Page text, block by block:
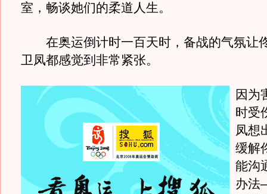
室，畅谈她们的柔道人生。
在奥运倒计时一百天时，备战的气氛让
卫凤都感觉到非常紧张。
因为
时受
凤想
缓解
能沟
办法